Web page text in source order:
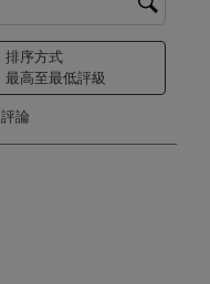
排序方式
最高至最低評級
評論